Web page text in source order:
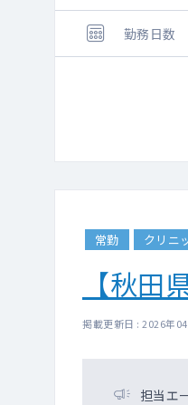
勤務日数
常勤 クリニ
【秋
掲載更新日 : 2026年
担当エ